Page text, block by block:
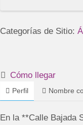
Categorías de Sitio:
Cómo llegar
Perfil Nombre
En la **Calle Bajada